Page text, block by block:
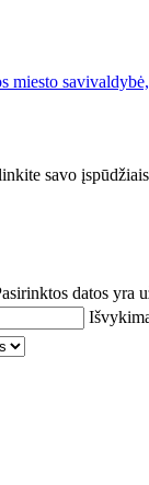
miesto
savo
datos yra